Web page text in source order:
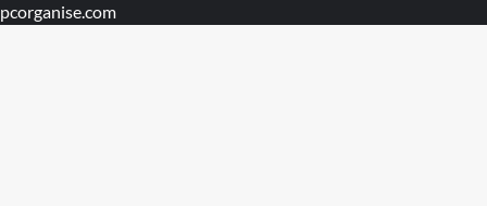
pcorganise.com